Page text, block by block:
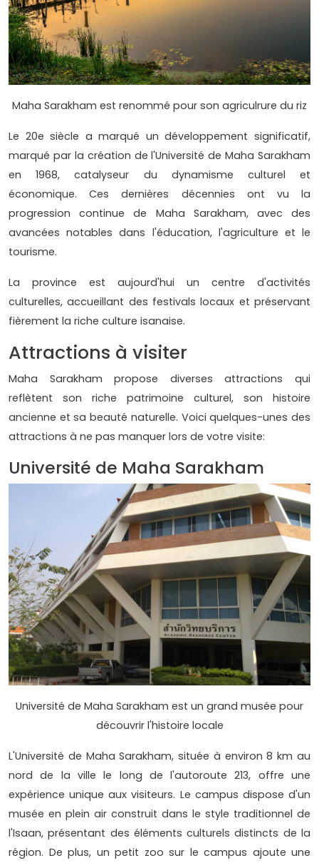
Maha Sarakham est renommé pour son agriculrure du riz
Le 20e siècle a marqué un développement significatif,
marqué par la création de l'Université de Maha Sarakham
en 1968, catalyseur du dynamisme culturel et
économique. Ces dernières décennies ont vu la
progression continue de Maha Sarakham, avec des
avancées notables dans l'éducation, l'agriculture et le
tourisme.
La province est aujourd'hui un centre d'activités
culturelles, accueillant des festivals locaux et préservant
fièrement la riche culture isanaise.
Attractions à visiter
Maha Sarakham propose diverses attractions qui
reflètent son riche patrimoine culturel, son histoire
ancienne et sa beauté naturelle. Voici quelques-unes des
attractions à ne pas manquer lors de votre visite:
Université de Maha Sarakham
Université de Maha Sarakham est un grand musée pour
découvrir l'histoire locale
L'Université de Maha Sarakham, située à environ 8 km au
nord de la ville le long de l'autoroute 213, offre une
expérience unique aux visiteurs. Le campus dispose d'un
musée en plein air construit dans le style traditionnel de
l'Isaan, présentant des éléments culturels distincts de la
région. De plus, un petit zoo sur le campus ajoute une